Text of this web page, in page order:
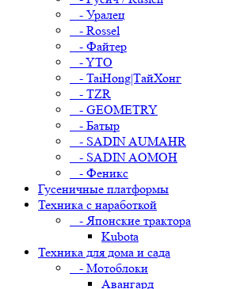
- Уралец
- Rossel
- Файтер
- YTO
- TaiHong|ТайХонг
- TZR
- GEOMETRY
- Батыр
- SADIN AUMAHR
- SADIN AOMOH
- Феникс
Гусеничные платформы
Техника с наработкой
- Японские трактора
Kubota
Техника для дома и сада
- Мотоблоки
Авангард